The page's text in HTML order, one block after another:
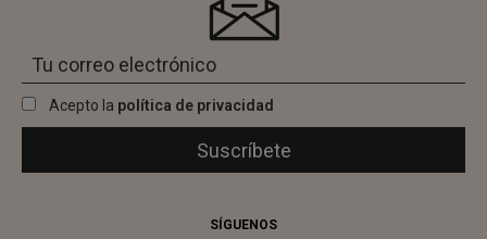
Acepto la política de privacidad
SÍGUENOS